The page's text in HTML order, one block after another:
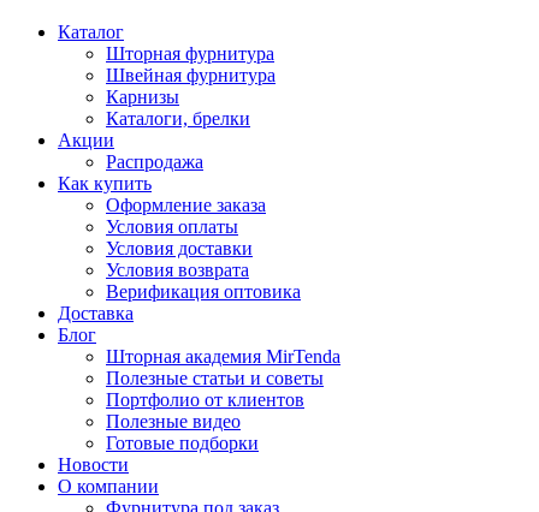
Каталог
Шторная фурнитура
Швейная фурнитура
Карнизы
Каталоги, брелки
Акции
Распродажа
Как купить
Оформление заказа
Условия оплаты
Условия доставки
Условия возврата
Верификация оптовика
Доставка
Блог
Шторная академия MirTenda
Полезные статьи и советы
Портфолио от клиентов
Полезные видео
Готовые подборки
Новости
О компании
Фурнитура под заказ